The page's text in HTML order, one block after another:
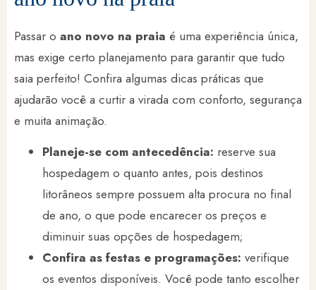
Passar o ano novo na praia é uma experiência única,
mas exige certo planejamento para garantir que tudo
saia perfeito! Confira algumas dicas práticas que
ajudarão você a curtir a virada com conforto, segurança
e muita animação.
Planeje-se com antecedência: reserve sua
hospedagem o quanto antes, pois destinos
litorâneos sempre possuem alta procura no final
de ano, o que pode encarecer os preços e
diminuir suas opções de hospedagem;
Confira as festas e programações: verifique
os eventos disponíveis. Você pode tanto escolher